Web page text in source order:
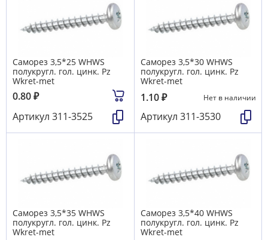
Саморез 3,5*25 WHWS
полукругл. гол. цинк. Pz
Wkret-met
0.80₽
Артикул 311-3525
Саморез 3,5*30 WHWS
полукругл. гол. цинк. Pz
Wkret-met
1.10₽ Нет в наличии
Артикул 311-3530
Саморез 3,5*35 WHWS
полукругл. гол. цинк. Pz
Wkret-met
Саморез 3,5*40 WHWS
полукругл. гол. цинк. Pz
Wkret-met